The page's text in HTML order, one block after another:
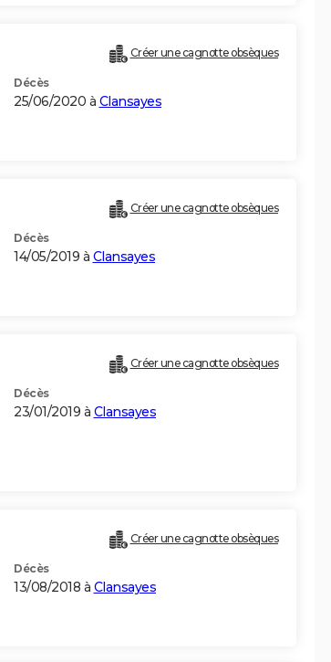
Créer une cagnotte obsèques
Décès
25/06/2020 à Clansayes
Créer une cagnotte obsèques
Décès
14/05/2019 à Clansayes
Créer une cagnotte obsèques
Décès
23/01/2019 à Clansayes
Créer une cagnotte obsèques
Décès
13/08/2018 à Clansayes